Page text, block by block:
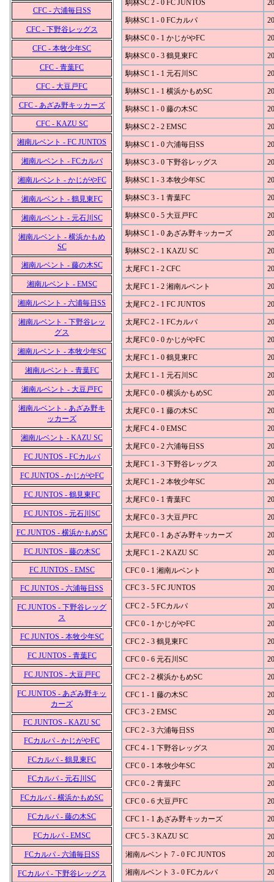
CFC - 六浦毎日SS
CFC - 下野谷レッグス
CFC - 本牧少年SC
CFC - 青葉FC
CFC - 大豆戸FC
CFC - あざみ野キッカーズ
CFC - KAZU SC
湘南ルベント - FC JUNTOS
湘南ルベント - FCカルパ
湘南ルベント - かじがやFC
湘南ルベント - 鶴見東FC
湘南ルベント - 元石川SC
湘南ルベント - 横浜かもめ
SC
湘南ルベント - 藤の木SC
湘南ルベント - EMSC
湘南ルベント - 六浦毎日SS
湘南ルベント - 下野谷レッ
グス
湘南ルベント - 本牧少年SC
湘南ルベント - 青葉FC
湘南ルベント - 大豆戸FC
湘南ルベント - あざみ野キ
ッカーズ
湘南ルベント - KAZU SC
FC JUNTOS - FCカルパ
FC JUNTOS - かじがやFC
FC JUNTOS - 鶴見東FC
FC JUNTOS - 元石川SC
FC JUNTOS - 横浜かもめSC
FC JUNTOS - 藤の木SC
FC JUNTOS - EMSC
FC JUNTOS - 六浦毎日SS
FC JUNTOS - 下野谷レッグ
ス
FC JUNTOS - 本牧少年SC
FC JUNTOS - 青葉FC
FC JUNTOS - 大豆戸FC
FC JUNTOS - あざみ野キッ
カーズ
FC JUNTOS - KAZU SC
FCカルパ - かじがやFC
FCカルパ - 鶴見東FC
FCカルパ - 元石川SC
FCカルパ - 横浜かもめSC
FCカルパ - 藤の木SC
FCカルパ - EMSC
FCカルパ - 六浦毎日SS
FCカルパ - 下野谷レッグス
駒林SC 2 - 0 FC JUNTOS
駒林SC 1 - 0 FCカルパ
駒林SC 0 - 1 かじがやFC
駒林SC 0 - 3 鶴見東FC
駒林SC 1 - 1 元石川SC
駒林SC 1 - 1 横浜かもめSC
駒林SC 1 - 0 藤の木SC
駒林SC 2 - 2 EMSC
駒林SC 1 - 0 六浦毎日SS
駒林SC 3 - 0 下野谷レッグス
駒林SC 1 - 3 本牧少年SC
駒林SC 3 - 1 青葉FC
駒林SC 0 - 5 大豆戸FC
駒林SC 1 - 0 あざみ野キッカーズ
駒林SC 2 - 1 KAZU SC
太尾FC 1 - 2 CFC
太尾FC 1 - 2 湘南ルベント
太尾FC 2 - 1 FC JUNTOS
太尾FC 2 - 1 FCカルパ
太尾FC 0 - 0 かじがやFC
太尾FC 1 - 0 鶴見東FC
太尾FC 1 - 1 元石川SC
太尾FC 0 - 0 横浜かもめSC
太尾FC 0 - 1 藤の木SC
太尾FC 4 - 0 EMSC
太尾FC 0 - 2 六浦毎日SS
太尾FC 1 - 3 下野谷レッグス
太尾FC 1 - 2 本牧少年SC
太尾FC 0 - 1 青葉FC
太尾FC 0 - 3 大豆戸FC
太尾FC 0 - 1 あざみ野キッカーズ
太尾FC 1 - 2 KAZU SC
CFC 0 - 1 湘南ルベント
CFC 3 - 5 FC JUNTOS
CFC 2 - 5 FCカルパ
CFC 0 - 1 かじがやFC
CFC 2 - 3 鶴見東FC
CFC 0 - 6 元石川SC
CFC 2 - 2 横浜かもめSC
CFC 1 - 1 藤の木SC
CFC 3 - 2 EMSC
CFC 2 - 3 六浦毎日SS
CFC 4 - 1 下野谷レッグス
CFC 0 - 1 本牧少年SC
CFC 0 - 2 青葉FC
CFC 0 - 6 大豆戸FC
CFC 1 - 1 あざみ野キッカーズ
CFC 5 - 3 KAZU SC
湘南ルベント 7 - 0 FC JUNTOS
湘南ルベント 3 - 0 FCカルパ